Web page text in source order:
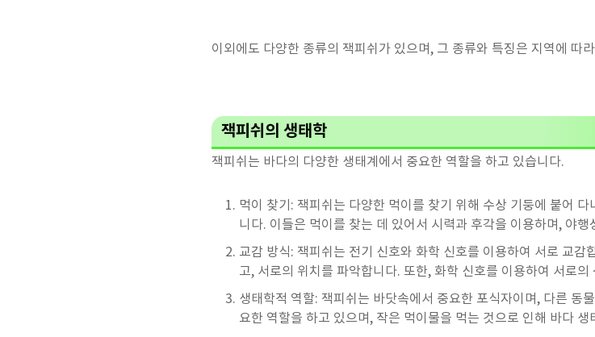
이외에도 다양한 종류의 잭피쉬가 있으며, 그 종류와 특징은 지역에 따
잭피쉬의 생태학
잭피쉬는 바다의 다양한 생태계에서 중요한 역할을 하고 있습니다.
먹이 찾기: 잭피쉬는 다양한 먹이를 찾기 위해 수상 기둥에 붙어
니다. 이들은 먹이를 찾는 데 있어서 시력과 후각을 이용하며, 야
교감 방식: 잭피쉬는 전기 신호와 화학 신호를 이용하여 서로 교
고, 서로의 위치를 파악합니다. 또한, 화학 신호를 이용하여 서로
생태학적 역할: 잭피쉬는 바닷속에서 중요한 포식자이며, 다른 동
요한 역할을 하고 있으며, 작은 먹이물을 먹는 것으로 인해 바다